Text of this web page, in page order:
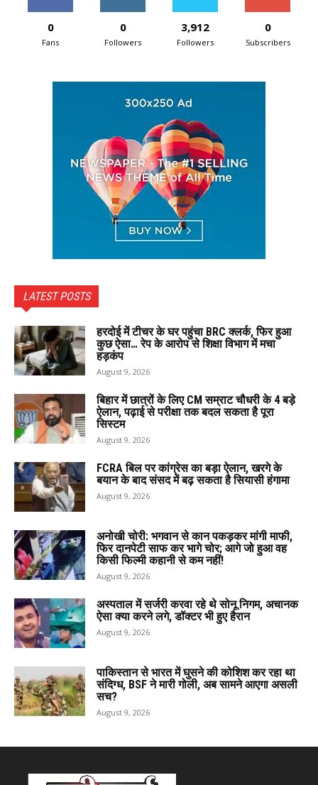
0
Fans
0
Followers
3,912
Followers
0
Subscribers
LATEST POSTS
हरदोई में टीचर के घर पहुंचा BRC क्लर्क, फिर हुआ
कुछ ऐसा… रेप के आरोप से शिक्षा विभाग में मचा
हड़कंप
August 9, 2026
बिहार में छात्रों के लिए CM सम्राट चौधरी के 4 बड़े
ऐलान, पढ़ाई से परीक्षा तक बदल सकता है पूरा
सिस्टम
August 9, 2026
FCRA बिल पर कांग्रेस का बड़ा ऐलान, खरगे के
बयान के बाद संसद में बढ़ सकता है सियासी हंगामा
August 9, 2026
अनोखी चोरी: भगवान से कान पकड़कर मांगी माफी,
फिर दानपेटी साफ कर भागे चोर; आगे जो हुआ वह
किसी फिल्मी कहानी से कम नहीं!
August 9, 2026
अस्पताल में सर्जरी करवा रहे थे सोनू निगम, अचानक
ऐसा क्या करने लगे, डॉक्टर भी हुए हैरान
August 9, 2026
पाकिस्तान से भारत में घुसने की कोशिश कर रहा था
संदिग्ध, BSF ने मारी गोली, अब सामने आएगा असली
सच?
August 9, 2026